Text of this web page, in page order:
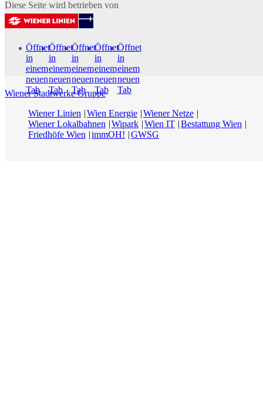
Diese Seite wird betrieben von
Öffnet
in
einem
neuen
Tab
Öffnet
in
einem
neuen
Tab
Öffnet
in
einem
neuen
Tab
Öffnet
in
einem
neuen
Tab
Öffnet
in
einem
neuen
Tab
Wiener Stadtwerke Gruppe
Wiener Linien
Wien Energie Wiener Netze
Wiener Lokalbahnen
Wipark Wien IT Bestattung Wien
Friedhöfe Wien
immOH! GWSG